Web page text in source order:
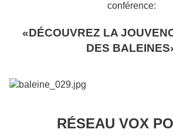
conférence:
«DÉCOUVREZ LA
DES
RÉSEAU VOX